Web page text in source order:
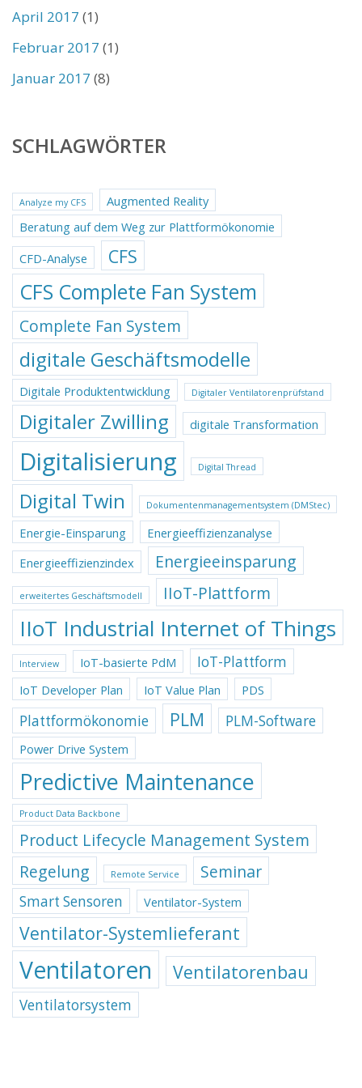
April 2017 (1)
Februar 2017 (1)
Januar 2017 (8)
SCHLAGWÖRTER
Analyze my CFS
Augmented Reality
Beratung auf dem Weg zur Plattformökonomie
CFD-Analyse
CFS
CFS Complete Fan System
Complete Fan System
digitale Geschäftsmodelle
Digitale Produktentwicklung Digitaler Ventilatorenprüfstand
Digitaler Zwilling digitale Transformation
Digitalisierung Digital Thread
Digital Twin Dokumentenmanagementsystem (DMStec)
Energie-Einsparung
Energieeffizienzanalyse
Energieeffizienzindex
Energieeinsparung
erweitertes Geschäftsmodell IIoT-Plattform
IIoT Industrial Internet of Things
Interview IoT-basierte PdM IoT-Plattform
IoT Developer Plan IoT Value Plan PDS
Plattformökonomie PLM PLM-Software
Power Drive System
Predictive Maintenance
Product Data Backbone
Product Lifecycle Management System
Regelung
Remote Service Seminar
Smart Sensoren Ventilator-System
Ventilator-Systemlieferant
Ventilatoren Ventilatorenbau
Ventilatorsystem